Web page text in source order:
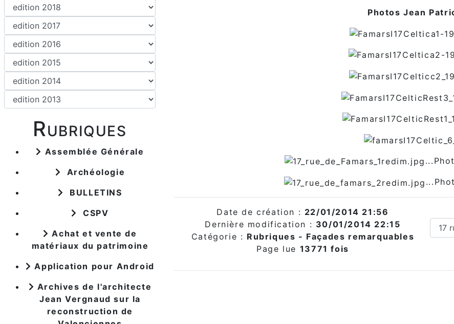
Rubriques
Assemblée Générale
Archéologie
BULLETINS
CSPV
Achat et vente de
matériaux du patrimoine
Application pour Android
Archives de l'architecte
Jean Vergnaud sur la
reconstruction de
Photos Jean
Date de création : 22/01/2014 21:56
Dernière modification : 30/01/2014 22:15
Catégorie : Rubriques - Façades remarquables
Page lue 13771 fois